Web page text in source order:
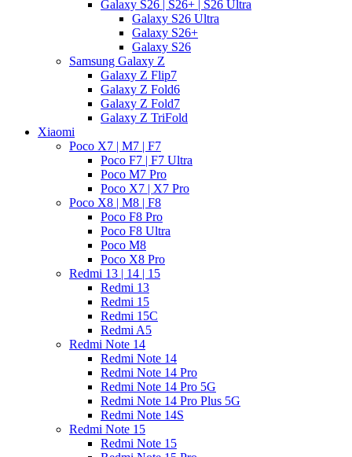
Galaxy S26 | S26+ | S26 Ultra
Galaxy S26 Ultra
Galaxy S26+
Galaxy S26
Samsung Galaxy Z
Galaxy Z Flip7
Galaxy Z Fold6
Galaxy Z Fold7
Galaxy Z TriFold
Xiaomi
Poco X7 | M7 | F7
Poco F7 | F7 Ultra
Poco M7 Pro
Poco X7 | X7 Pro
Poco X8 | M8 | F8
Poco F8 Pro
Poco F8 Ultra
Poco M8
Poco X8 Pro
Redmi 13 | 14 | 15
Redmi 13
Redmi 15
Redmi 15C
Redmi A5
Redmi Note 14
Redmi Note 14
Redmi Note 14 Pro
Redmi Note 14 Pro 5G
Redmi Note 14 Pro Plus 5G
Redmi Note 14S
Redmi Note 15
Redmi Note 15